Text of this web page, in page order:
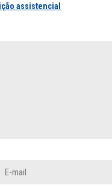
assistencial